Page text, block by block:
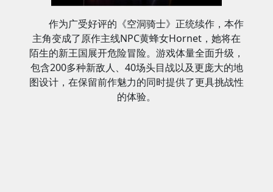
作为广受好评的《空洞骑士》正统续作，本作
主角变成了原作主线NPC黄蜂女Hornet，她将在
陌生的新王国展开危险冒险。游戏体量全面升级，
包含200多种新敌人、40场头目战以及更庞大的地
图设计，在保留前作魅力的同时提供了更具挑战性
的体验。